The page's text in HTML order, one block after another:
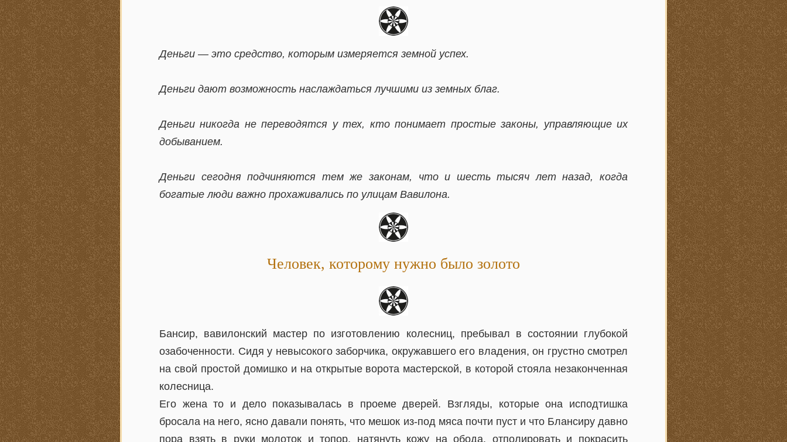
Деньги — это средство, которым измеряется земной успех.
Деньги дают возможность наслаждаться лучшими из земных благ.
Деньги никогда не переводятся у тех, кто понимает простые законы, управляющие их
добыванием.
Деньги сегодня подчиняются тем же законам, что и шесть тысяч лет назад, когда
богатые люди важно прохаживались по улицам Вавилона.
Человек, которому нужно было золото
Бансир, вавилонский мастер по изготовлению колесниц, пребывал в состоянии глубокой
озабоченности. Сидя у невысокого заборчика, окружавшего его владения, он грустно смотрел
на свой простой домишко и на открытые ворота мастерской, в которой стояла незаконченная
колесница.
Его жена то и дело показывалась в проеме дверей. Взгляды, которые она исподтишка
бросала на него, ясно давали понять, что мешок из-под мяса почти пуст и что Блансиру давно
пора взять в руки молоток и топор, натянуть кожу на обода, отполировать и покрасить